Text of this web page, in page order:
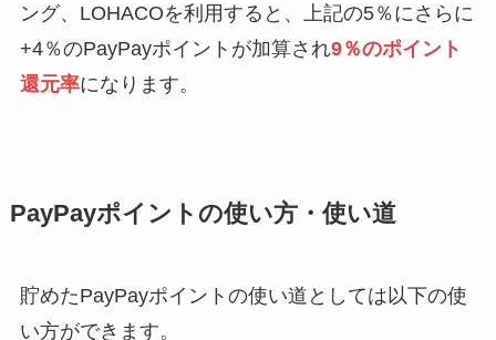
ング、LOHACOを利用すると、上記の5％にさらに
+4％のPayPayポイントが加算され9％のポイント
還元率になります。
PayPayポイントの使い方・使い道
貯めたPayPayポイントの使い道としては以下の使
い方ができます。